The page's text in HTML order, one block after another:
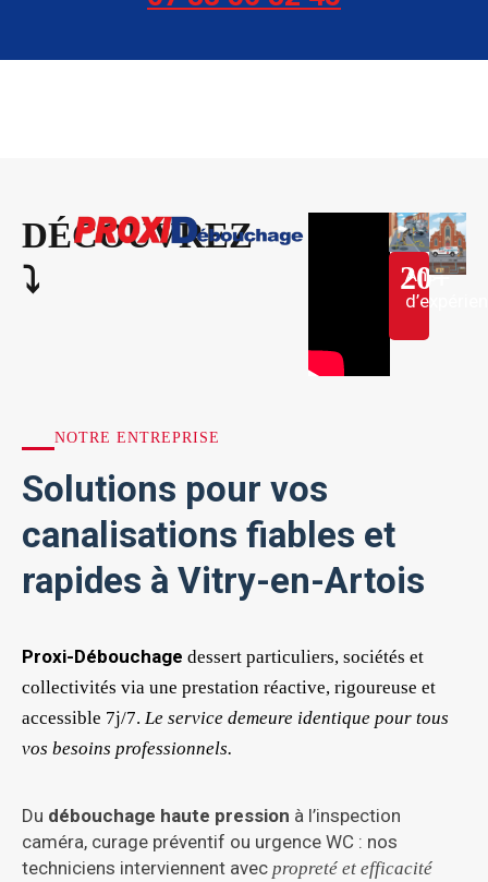
DÉCOUVREZ
⤵︎
20+
Ans
NOTRE ENTREPRISE
Solutions pour vos
canalisations fiables et
rapides à Vitry-en-Artois
Proxi-Débouchage dessert particuliers, sociétés et
collectivités via une prestation réactive, rigoureuse et
accessible 7j/7. Le service demeure identique pour tous
vos besoins professionnels.
Du débouchage haute pression à l’inspection
caméra, curage préventif ou urgence WC : nos
techniciens interviennent avec propreté et efficacité